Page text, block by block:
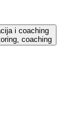
i coaching
coaching